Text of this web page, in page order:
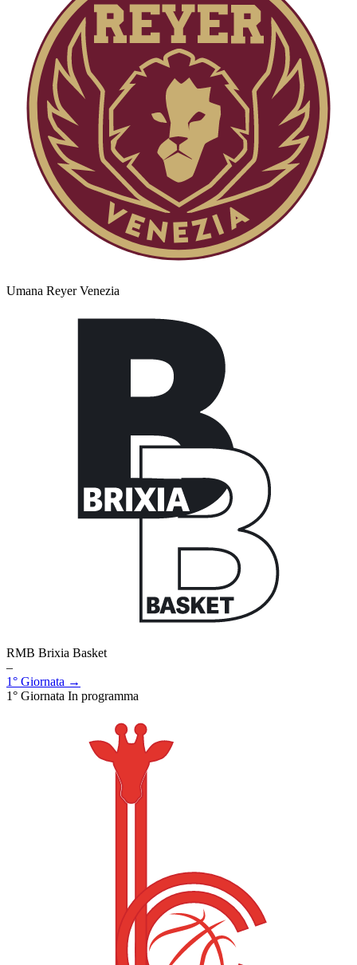
Umana Reyer Venezia
RMB Brixia Basket
–
1° Giornata →
1° Giornata In programma